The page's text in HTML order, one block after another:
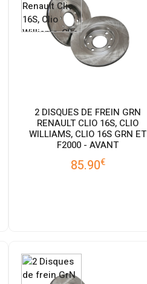
2 DISQUES DE FREIN GRN
RENAULT CLIO 16S, CLIO
WILLIAMS, CLIO 16S GRN ET
F2000 - AVANT
85.90€